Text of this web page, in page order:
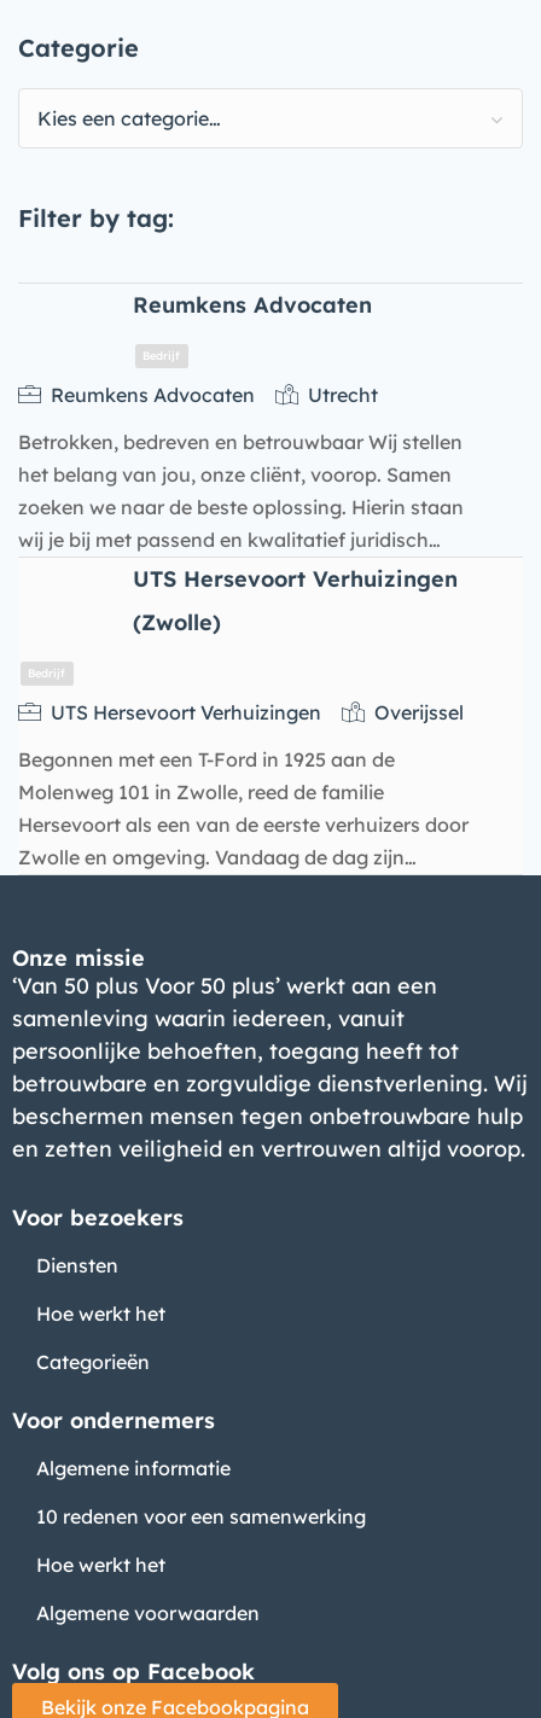
Categorie
Kies een categorie…
Filter by tag:
Reumkens Advocaten
Bedrijf
Reumkens Advocaten
Utrecht
Betrokken, bedreven en betrouwbaar Wij stellen
het belang van jou, onze cliënt, voorop. Samen
zoeken we naar de beste oplossing. Hierin staan
wij je bij met passend en kwalitatief juridisch…
UTS Hersevoort Verhuizingen
(Zwolle)
Bedrijf
UTS Hersevoort Verhuizingen
Overijssel
Begonnen met een T-Ford in 1925 aan de
Molenweg 101 in Zwolle, reed de familie
Hersevoort als een van de eerste verhuizers door
Zwolle en omgeving. Vandaag de dag zijn…
Onze missie
‘Van 50 plus Voor 50 plus’ werkt aan een
samenleving waarin iedereen, vanuit
persoonlijke behoeften, toegang heeft tot
betrouwbare en zorgvuldige dienstverlening. Wij
beschermen mensen tegen onbetrouwbare hulp
en zetten veiligheid en vertrouwen altijd voorop.
Voor bezoekers
Diensten
Hoe werkt het
Categorieën
Voor ondernemers
Algemene informatie
10 redenen voor een samenwerking
Hoe werkt het
Algemene voorwaarden
Volg ons op Facebook
Bekijk onze Facebookpagina